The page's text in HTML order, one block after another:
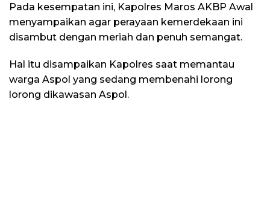
Pada kesempatan ini, Kapolres Maros AKBP Awal
menyampaikan agar perayaan kemerdekaan ini
disambut dengan meriah dan penuh semangat.
Hal itu disampaikan Kapolres saat memantau
warga Aspol yang sedang membenahi lorong
lorong dikawasan Aspol.